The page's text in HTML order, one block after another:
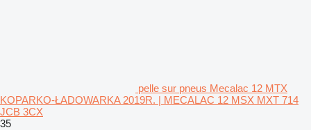
pelle sur pneus Mecalac 12 MTX
KOPARKO-ŁADOWARKA 2019R. | MECALAC 12 MSX MXT 714
JCB 3CX
35